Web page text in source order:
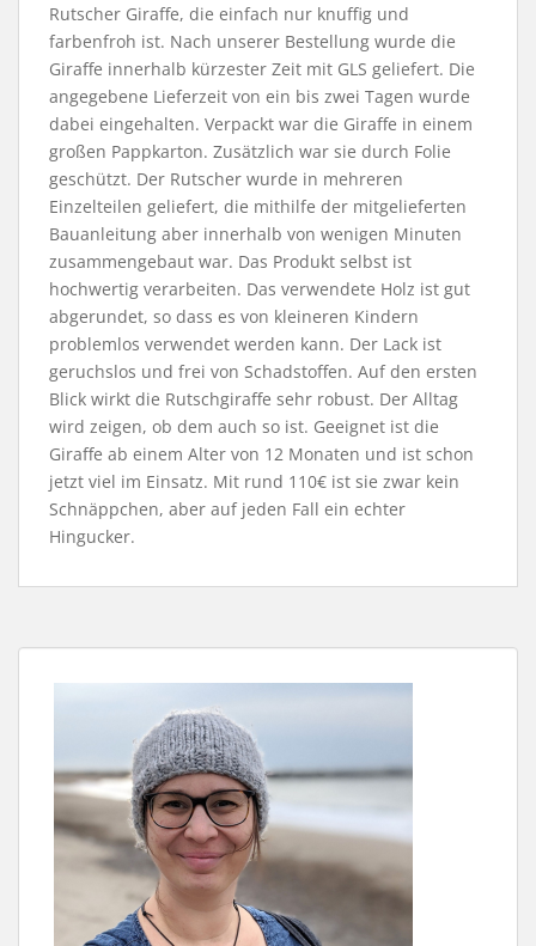
Rutscher Giraffe, die einfach nur knuffig und
farbenfroh ist. Nach unserer Bestellung wurde die
Giraffe innerhalb kürzester Zeit mit GLS geliefert. Die
angegebene Lieferzeit von ein bis zwei Tagen wurde
dabei eingehalten. Verpackt war die Giraffe in einem
großen Pappkarton. Zusätzlich war sie durch Folie
geschützt. Der Rutscher wurde in mehreren
Einzelteilen geliefert, die mithilfe der mitgelieferten
Bauanleitung aber innerhalb von wenigen Minuten
zusammengebaut war. Das Produkt selbst ist
hochwertig verarbeiten. Das verwendete Holz ist gut
abgerundet, so dass es von kleineren Kindern
problemlos verwendet werden kann. Der Lack ist
geruchslos und frei von Schadstoffen. Auf den ersten
Blick wirkt die Rutschgiraffe sehr robust. Der Alltag
wird zeigen, ob dem auch so ist. Geeignet ist die
Giraffe ab einem Alter von 12 Monaten und ist schon
jetzt viel im Einsatz. Mit rund 110€ ist sie zwar kein
Schnäppchen, aber auf jeden Fall ein echter
Hingucker.